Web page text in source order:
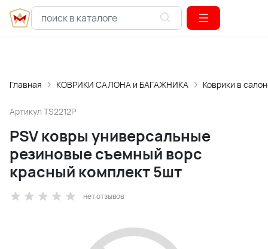
Главная КОВРИКИ САЛОНА и БАГАЖНИКА Коврики в салон
Артикул TS2212P
PSV ковры универсальные
резиновые съемный ворс
красный комплект 5шт
нет отзывов